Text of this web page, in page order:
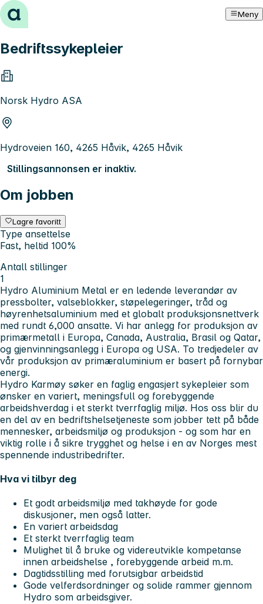
Hopp til innhold Meny
Bedriftssykepleier
Norsk Hydro ASA
Hydroveien 160, 4265 Håvik, 4265 Håvik
Stillingsannonsen er inaktiv.
Om jobben
Lagre favoritt
Type ansettelse
Fast, heltid 100%
Antall stillinger
1
Hydro Aluminium Metal er en ledende leverandør av
pressbolter, valseblokker, støpelegeringer, tråd og
høyrenhetsaluminium med et globalt produksjonsnettverk
med rundt 6,000 ansatte. Vi har anlegg for produksjon av
primærmetall i Europa, Canada, Australia, Brasil og Qatar,
og gjenvinningsanlegg i Europa og USA. To tredjedeler av
vår produksjon av primæraluminium er basert på fornybar
energi.
Hydro Karmøy søker en faglig engasjert sykepleier som
ønsker en variert, meningsfull og forebyggende
arbeidshverdag i et sterkt tverrfaglig miljø. Hos oss blir du
en del av en bedriftshelsetjeneste som jobber tett på både
mennesker, arbeidsmiljø og produksjon - og som har en
viktig rolle i å sikre trygghet og helse i en av Norges mest
spennende industribedrifter.
Hva vi tilbyr deg
Et godt arbeidsmiljø med takhøyde for gode
diskusjoner, men også latter.
En variert arbeidsdag
Et sterkt tverrfaglig team
Mulighet til å bruke og videreutvikle kompetanse
innen arbeidshelse , forebyggende arbeid m.m.
Dagtidsstilling med forutsigbar arbeidstid
Gode velferdsordninger og solide rammer gjennom
Hydro som arbeidsgiver.